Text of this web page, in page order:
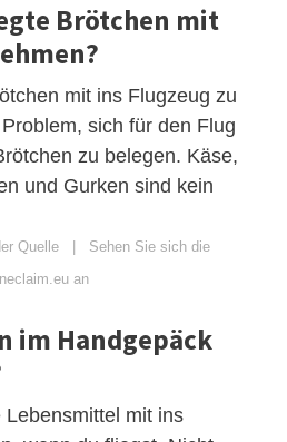
Brötchen mit
mit ins Flugzeug zu
sich für den Flug
zu belegen. Käse,
und Gurken sind kein
Quelle | Sehen Sie sich die
an
im Handgepäck
mit ins